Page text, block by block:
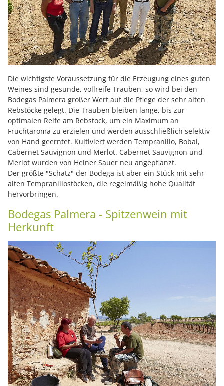
Die wichtigste Voraussetzung für die Erzeugung eines guten
Weines sind gesunde, vollreife Trauben, so wird bei den
Bodegas Palmera großer Wert auf die Pflege der sehr alten
Rebstöcke gelegt. Die Trauben bleiben lange, bis zur
optimalen Reife am Rebstock, um ein Maximum an
Fruchtaroma zu erzielen und werden ausschließlich selektiv
von Hand geerntet. Kultiviert werden Tempranillo, Bobal,
Cabernet Sauvignon und Merlot. Cabernet Sauvignon und
Merlot wurden von Heiner Sauer neu angepflanzt.
Der größte "Schatz" der Bodega ist aber ein Stück mit sehr
alten Tempranillostöcken, die regelmäßig hohe Qualität
hervorbringen.
Bodegas Palmera - Spitzenwein mit
Herkunft